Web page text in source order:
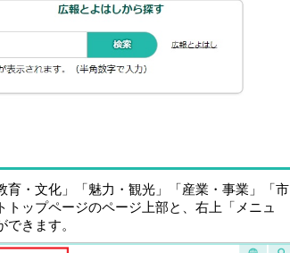
・文化」「魅力・観光」「産業・事業」「市
ップページのページ上部と、右上「メニュ
きます。